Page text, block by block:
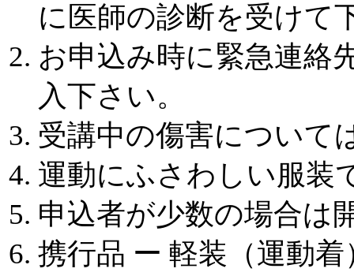
に医師の診断を受けて
お申込み時に緊急連絡
入下さい。
受講中の傷害について
運動にふさわしい服装
申込者が少数の場合は
携行品 ー 軽装（運動